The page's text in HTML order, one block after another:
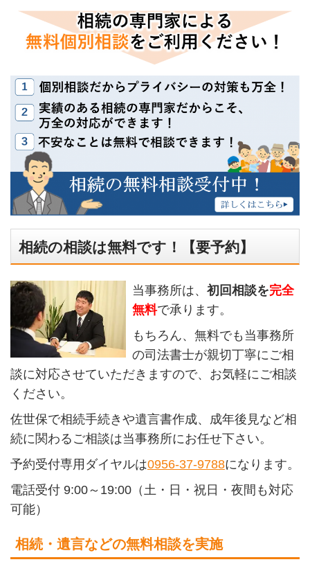
相続の相談は無料です！【要予約】
当事務所は、初回相談を完全
無料で承ります。
もちろん、無料でも当事務所
の司法書士が親切丁寧にご相
談に対応させていただきますので、お気軽にご相談
ください。
佐世保で相続手続きや遺言書作成、成年後見など相
続に関わるご相談は当事務所にお任せ下さい。
予約受付専用ダイヤルは0956-37-9788になります。
電話受付 9:00～19:00（土・日・祝日・夜間も対応
可能）
相続・遺言などの無料相談を実施